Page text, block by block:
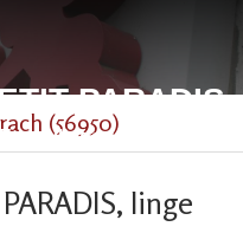
PARADIS
/ maillotterie. à Auray et
(56950)
linge